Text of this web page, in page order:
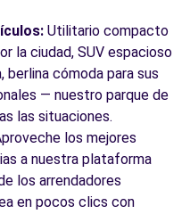
Utilitario compacto
la ciudad, SUV espacioso
berlina cómoda para sus
— nuestro parque de
las situaciones.
los mejores
a nuestra plataforma
los arrendadores
en pocos clics con